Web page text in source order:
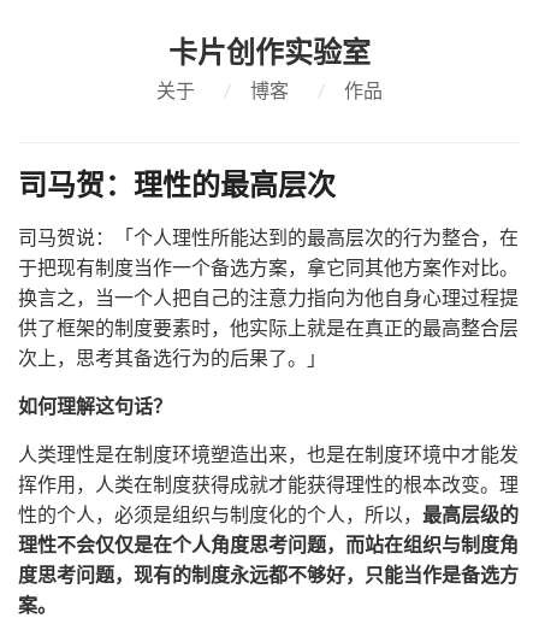
卡片创作实验室
关于 / 博客 / 作品
司马贺：理性的最高层次
司马贺说：「个人理性所能达到的最高层次的行为整合，在
于把现有制度当作一个备选方案，拿它同其他方案作对比。
换言之，当一个人把自己的注意力指向为他自身心理过程提
供了框架的制度要素时，他实际上就是在真正的最高整合层
次上，思考其备选行为的后果了。」
如何理解这句话？
人类理性是在制度环境塑造出来，也是在制度环境中才能发
挥作用，人类在制度获得成就才能获得理性的根本改变。理
性的个人，必须是组织与制度化的个人，所以， 最高层级的
理性不会仅仅是在个人角度思考问题，而站在组织与制度角
度思考问题，现有的制度永远都不够好，只能当作是备选方
案。